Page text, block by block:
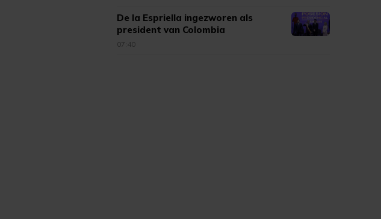
De la Espriella ingezworen als
president van Colombia
07:40